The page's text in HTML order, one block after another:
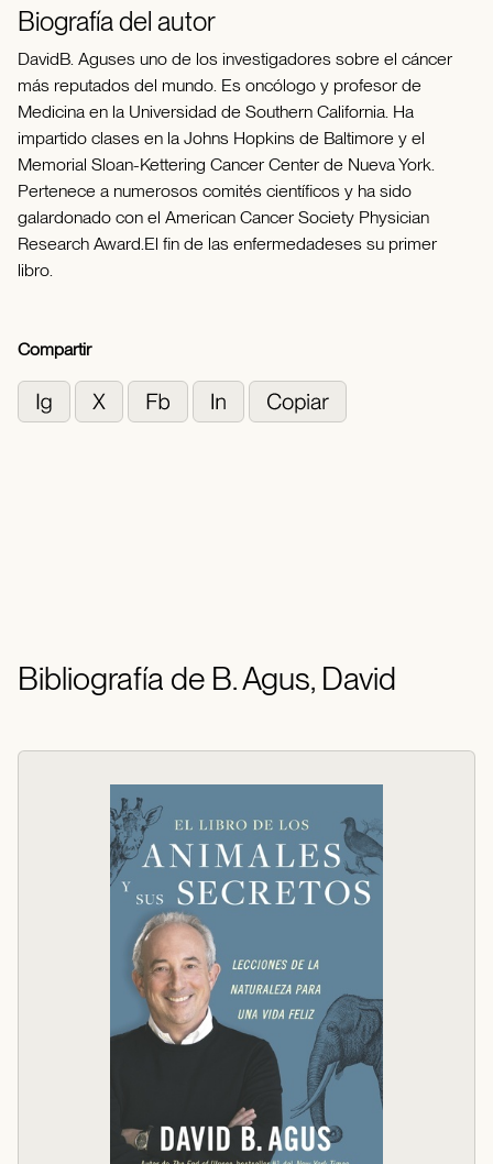
Biografía del autor
DavidB. Aguses uno de los investigadores sobre el cáncer
más reputados del mundo. Es oncólogo y profesor de
Medicina en la Universidad de Southern California. Ha
impartido clases en la Johns Hopkins de Baltimore y el
Memorial Sloan-Kettering Cancer Center de Nueva York.
Pertenece a numerosos comités científicos y ha sido
galardonado con el American Cancer Society Physician
Research Award.El fin de las enfermedadeses su primer
libro.
Compartir
Bibliografía de B. Agus, David